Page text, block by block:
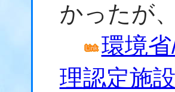
かったが
環境
理認定施設